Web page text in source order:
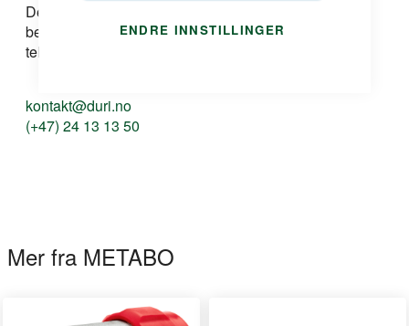
ENDRE INNSTILLINGER
Dersom du har spørsmål om produkt, løsning eller
bestilling kan du ta kontakt med oss på e-post eller
telefon:
kontakt@duri.no
(+47) 24 13 13 50
Mer fra METABO